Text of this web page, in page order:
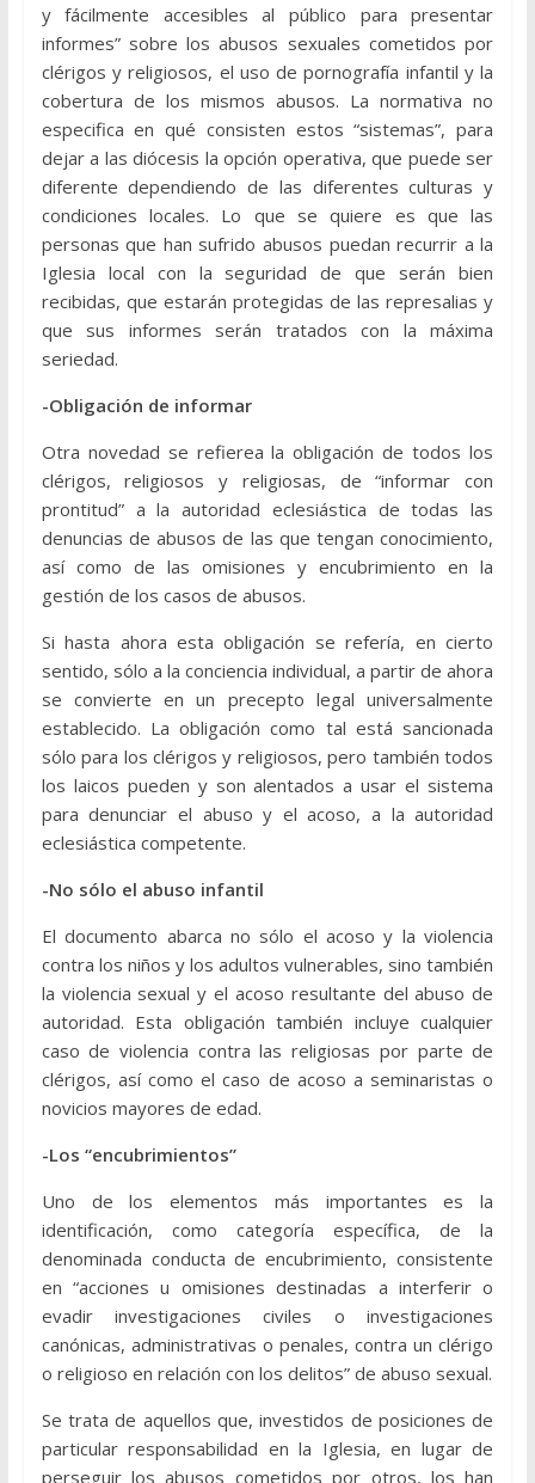
y fácilmente accesibles al público para presentar
informes” sobre los abusos sexuales cometidos por
clérigos y religiosos, el uso de pornografía infantil y la
cobertura de los mismos abusos. La normativa no
especifica en qué consisten estos “sistemas”, para
dejar a las diócesis la opción operativa, que puede ser
diferente dependiendo de las diferentes culturas y
condiciones locales. Lo que se quiere es que las
personas que han sufrido abusos puedan recurrir a la
Iglesia local con la seguridad de que serán bien
recibidas, que estarán protegidas de las represalias y
que sus informes serán tratados con la máxima
seriedad.
-Obligación de informar
Otra novedad se refierea la obligación de todos los
clérigos, religiosos y religiosas, de “informar con
prontitud” a la autoridad eclesiástica de todas las
denuncias de abusos de las que tengan conocimiento,
así como de las omisiones y encubrimiento en la
gestión de los casos de abusos.
Si hasta ahora esta obligación se refería, en cierto
sentido, sólo a la conciencia individual, a partir de ahora
se convierte en un precepto legal universalmente
establecido. La obligación como tal está sancionada
sólo para los clérigos y religiosos, pero también todos
los laicos pueden y son alentados a usar el sistema
para denunciar el abuso y el acoso, a la autoridad
eclesiástica competente.
-No sólo el abuso infantil
El documento abarca no sólo el acoso y la violencia
contra los niños y los adultos vulnerables, sino también
la violencia sexual y el acoso resultante del abuso de
autoridad. Esta obligación también incluye cualquier
caso de violencia contra las religiosas por parte de
clérigos, así como el caso de acoso a seminaristas o
novicios mayores de edad.
-Los “encubrimientos”
Uno de los elementos más importantes es la
identificación, como categoría específica, de la
denominada conducta de encubrimiento, consistente
en “acciones u omisiones destinadas a interferir o
evadir investigaciones civiles o investigaciones
canónicas, administrativas o penales, contra un clérigo
o religioso en relación con los delitos” de abuso sexual.
Se trata de aquellos que, investidos de posiciones de
particular responsabilidad en la Iglesia, en lugar de
perseguir los abusos cometidos por otros, los han